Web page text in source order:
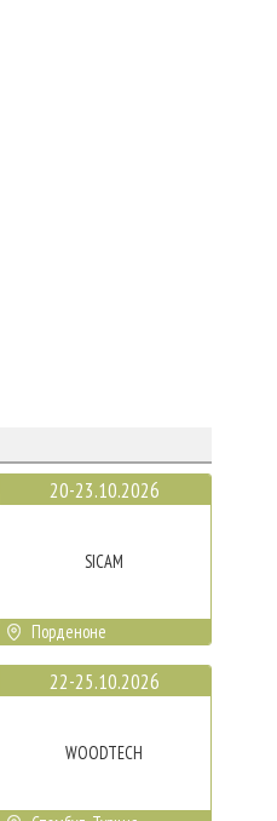
20-23.10.2026
SICAM
Порденоне
22-25.10.2026
WOODTECH